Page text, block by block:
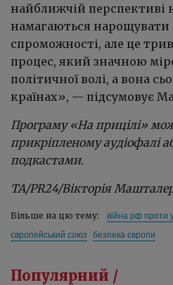
найближчій перспективі
намагаються нарощувати
спроможності, але це
процес, який значною
політичної волі, а вона
країнах», — підсумовує
Програму «На прицілі»
прикріпленому аудіофалі
подкастами.
ТА/PR24/Вікторія
Більше на цю тему: війна рф проти
європейський союз безпека європи
Популярний /